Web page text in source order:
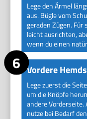
Lege den Ärmel
aus. Bügle vom
geraden Zügen.
leicht ausrichten,
wenn du einen
Vordere
Lege zuerst die
um die Knöpfe
andere
nutze bei Bedarf